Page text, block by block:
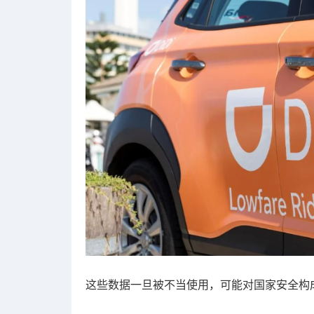
这些数据一旦被不当使用，可能对国家安全构